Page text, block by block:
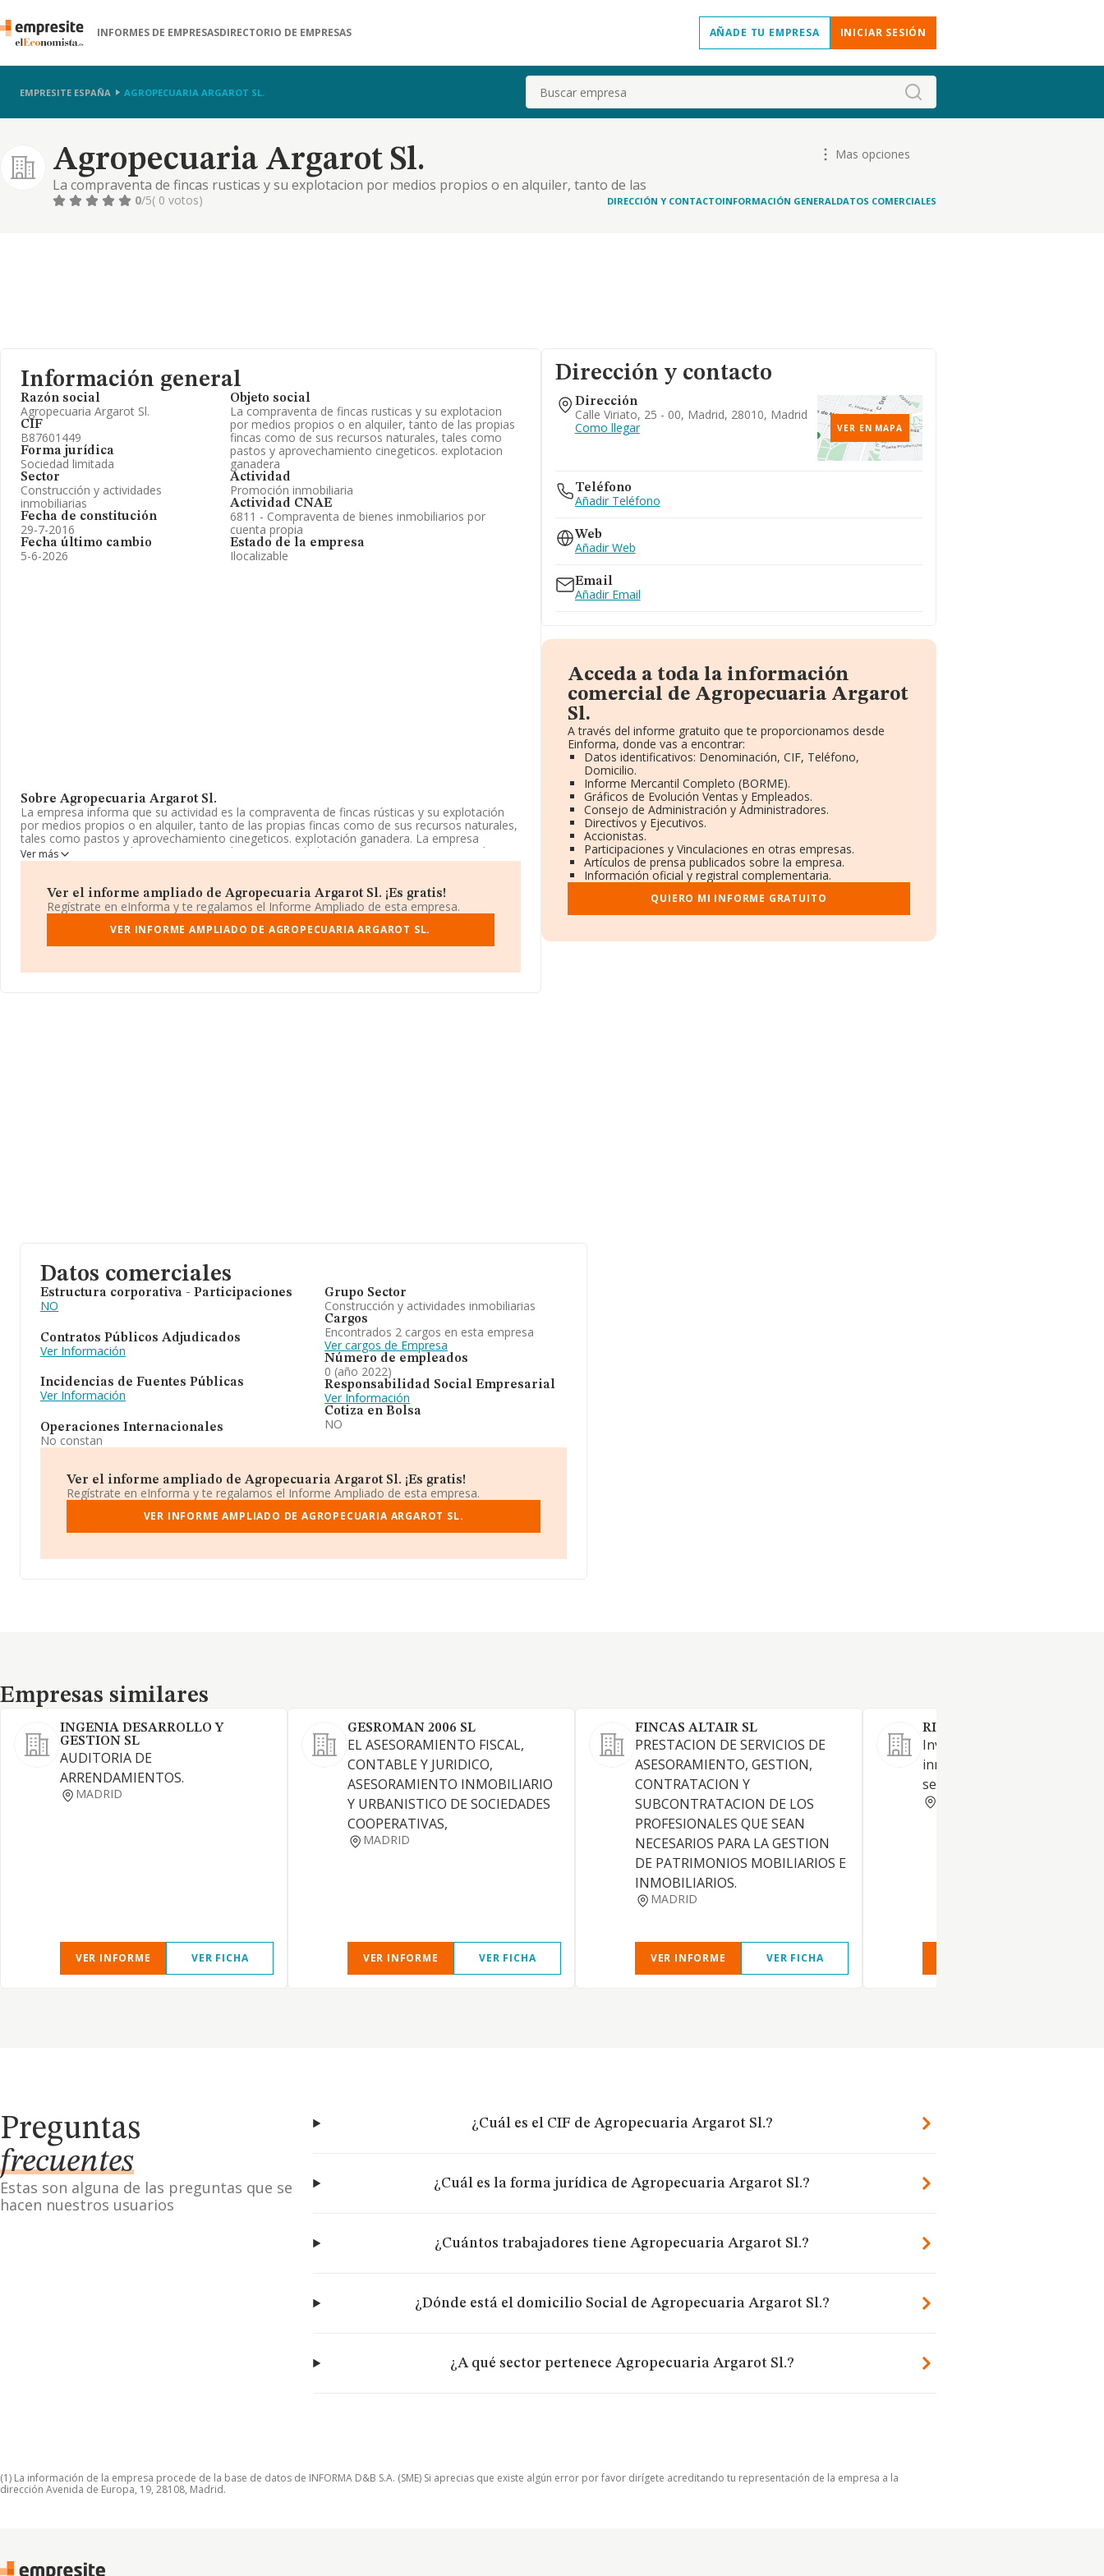
INFORMES DE EMPRESASDIRECTORIO DE EMPRESAS AÑADE TU EMPRESA INICIAR SESIÓN
EMPRESITE ESPAÑA AGROPECUARIA ARGAROT SL. Buscar
Agropecuaria Argarot Sl.
La compraventa de fincas rusticas y su explotacion por medios propios o en alquiler, tanto de las
propias fincas como de sus recursos naturales, tales como pastos y aprovechamiento cinegeticos.
Mas opciones
0/5( 0 votos) DIRECCIÓN Y CONTACTOINFORMACIÓN GENERALDATOS COMERCIALES
Información general
Razón social
Agropecuaria Argarot Sl.
CIF
B87601449
Forma jurídica
Sociedad limitada
Sector
Construcción y actividades
inmobiliarias
Fecha de constitución
29-7-2016
Fecha último cambio
5-6-2026
Objeto social
La compraventa de fincas rusticas y su explotacion
por medios propios o en alquiler, tanto de las propias
fincas como de sus recursos naturales, tales como
pastos y aprovechamiento cinegeticos. explotacion
ganadera
Actividad
Promoción inmobiliaria
Actividad CNAE
6811 - Compraventa de bienes inmobiliarios por
cuenta propia
Estado de la empresa
Ilocalizable
Sobre Agropecuaria Argarot Sl.
La empresa informa que su actividad es la compraventa de fincas rústicas y su explotación
por medios propios o en alquiler, tanto de las propias fincas como de sus recursos naturales,
tales como pastos y aprovechamiento cinegeticos. explotación ganadera. La empresa
aparece inscrita en el Registro Mercantil como Sociedad Limitada. Su CNAE corresponde a
6811 con código '%cnae%'. No realiza actividad de importación y/o exportación.
La empresa Agropecuaria Argarot S.L, NIF B87601449, está situada en Calle Viriato núm.
25 00, (28010), Madrid, Madrid.
En relación con el sector y disponiendo de los datos de hasta 67.991 empresas, en el ámbito
nacional la facturación alcanza la cifra de 7.139 millones de euros y se estima que el
cuenta la información sobre Madrid, en la base de datos INFORMA constan 16384 empresas,
Ver más
Ver el informe ampliado de Agropecuaria Argarot Sl. ¡Es gratis!
Regístrate en eInforma y te regalamos el Informe Ampliado de esta empresa.
VER INFORME AMPLIADO DE AGROPECUARIA ARGAROT SL.
Dirección y contacto
Dirección
Calle Viriato, 25 - 00, Madrid, 28010, Madrid
Como llegar
VER EN MAPA
Teléfono
Añadir Teléfono
Web
Añadir Web
Email
Añadir Email
Acceda a toda la información
comercial de Agropecuaria Argarot
Sl.
A través del informe gratuito que te proporcionamos desde
Einforma, donde vas a encontrar:
Datos identificativos: Denominación, CIF, Teléfono,
Domicilio.
Informe Mercantil Completo (BORME).
Gráficos de Evolución Ventas y Empleados.
Consejo de Administración y Administradores.
Directivos y Ejecutivos.
Accionistas.
Participaciones y Vinculaciones en otras empresas.
Artículos de prensa publicados sobre la empresa.
Información oficial y registral complementaria.
QUIERO MI INFORME GRATUITO
Datos comerciales
Estructura corporativa - Participaciones
NO
Contratos Públicos Adjudicados
Ver Información
Incidencias de Fuentes Públicas
Ver Información
Operaciones Internacionales
No constan
Grupo Sector
Construcción y actividades inmobiliarias
Cargos
Encontrados 2 cargos en esta empresa
Ver cargos de Empresa
Número de empleados
0 (año 2022)
Responsabilidad Social Empresarial
Ver Información
Cotiza en Bolsa
NO
Ver el informe ampliado de Agropecuaria Argarot Sl. ¡Es gratis!
Regístrate en eInforma y te regalamos el Informe Ampliado de esta empresa.
VER INFORME AMPLIADO DE AGROPECUARIA ARGAROT SL.
Empresas similares
Empresas similares
INGENIA DESARROLLO Y
GESTION SL
AUDITORIA DE
ARRENDAMIENTOS.
MADRID
VER INFORME VER FICHA
GESROMAN 2006 SL
EL ASESORAMIENTO FISCAL,
CONTABLE Y JURIDICO,
ASESORAMIENTO INMOBILIARIO
Y URBANISTICO DE SOCIEDADES
COOPERATIVAS,
MADRID
VER INFORME VER FICHA
FINCAS ALTAIR SL
PRESTACION DE SERVICIOS DE
ASESORAMIENTO, GESTION,
CONTRATACION Y
SUBCONTRATACION DE LOS
PROFESIONALES QUE SEAN
NECESARIOS PARA LA GESTION
DE PATRIMONIOS MOBILIARIOS E
INMOBILIARIOS.
MADRID
VER INFORME VER FICHA
RIBADA SOCIEDAD
Inversores inmobiliarios
inmuebles negocios locales y
servicios jurídicos
Preguntas
frecuentes
Estas son alguna de las preguntas que se
hacen nuestros usuarios
¿Cuál es el CIF de Agropecuaria Argarot Sl.?
¿Cuál es la forma jurídica de Agropecuaria Argarot Sl.?
¿Cuántos trabajadores tiene Agropecuaria Argarot Sl.?
¿Dónde está el domicilio Social de Agropecuaria Argarot Sl.?
¿A qué sector pertenece Agropecuaria Argarot Sl.?
(1) La información de la empresa procede de la base de datos de INFORMA D&B S.A. (SME) Si aprecias que existe algún error por favor dirígete acreditando tu representación de la empresa a la
dirección Avenida de Europa, 19, 28108, Madrid.